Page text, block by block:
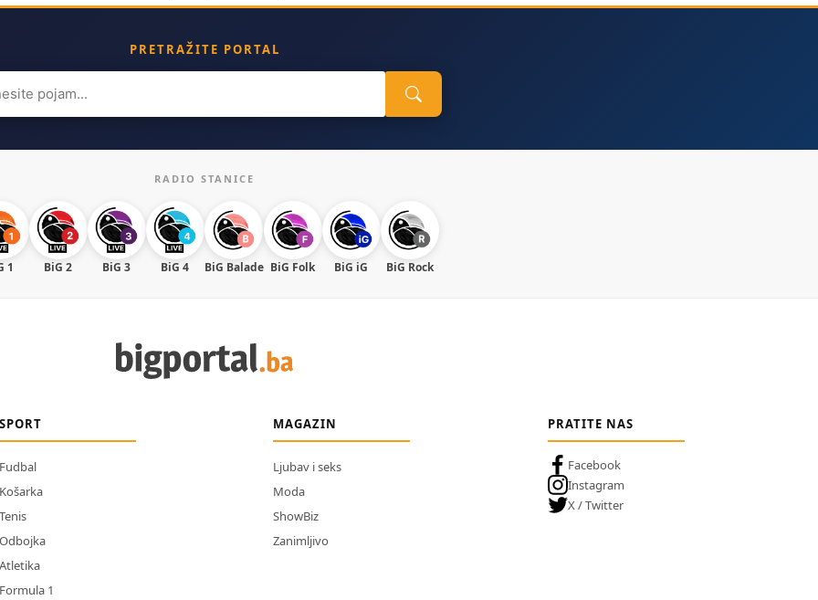
PRETRAŽITE PORTAL
RADIO STANICE
1 BiG 2 BiG 3 BiG 4 BiG Balade BiG Folk BiG iG BiG Rock
SPORT
Fudbal
Košarka
Tenis
Odbojka
Atletika
Formula 1
MAGAZIN
Ljubav i seks
Moda
ShowBiz
Zanimljivo
PRATITE NAS
Facebook
Instagram
X / Twitter